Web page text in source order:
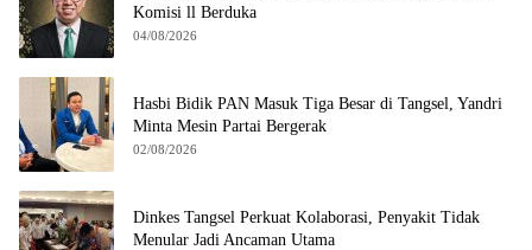
Komisi ll Berduka
04/08/2026
Hasbi Bidik PAN Masuk Tiga Besar di Tangsel, Yandri
Minta Mesin Partai Bergerak
02/08/2026
Dinkes Tangsel Perkuat Kolaborasi, Penyakit Tidak
Menular Jadi Ancaman Utama